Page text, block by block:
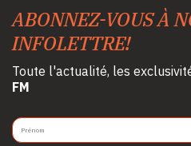
ABONNEZ-VOUS À
INFOLETTRE!
Toute l'actualité, les
FM